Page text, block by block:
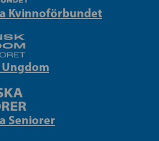
Kvinnoförbundet
Ungdom
Seniorer